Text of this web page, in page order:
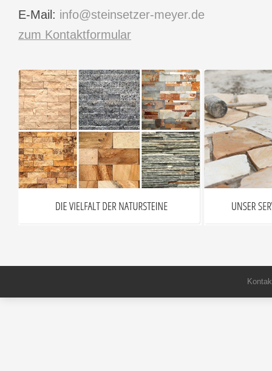
E-Mail: info@steinsetzer-meyer.de
zum Kontaktformular